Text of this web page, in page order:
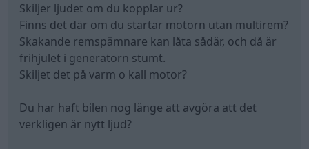
Skiljer ljudet om du kopplar ur?
Finns det där om du startar motorn utan multirem?
Skakande remspämnare kan låta sådär, och då är
frihjulet i generatorn stumt.
Skiljet det på varm o kall motor?
Du har haft bilen nog länge att avgöra att det
verkligen är nytt ljud?